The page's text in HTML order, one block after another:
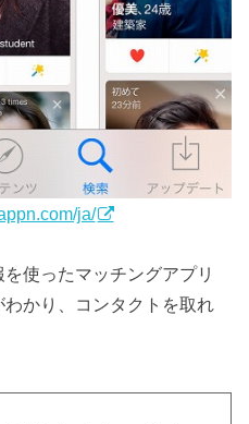
ja/
使ったマッチングアプリ
かり、コンタクトを取れ